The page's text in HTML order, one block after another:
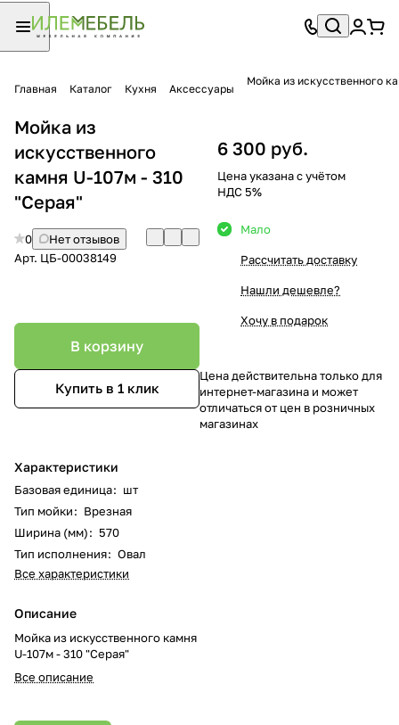
Главная Каталог Кухня Аксессуары
Мойка из искусственного
Мойка из
искусственного
камня U-107м - 310
"Серая"
0
Нет отзывов
Арт. ЦБ-00038149
В корзину
Купить в 1 клик
Характеристики
Базовая единица: шт
Тип мойки: Врезная
Ширина (мм): 570
Тип исполнения: Овал
Все характеристики
Описание
Мойка из искусственного камня
U-107м - 310 "Серая"
Все описание
6 300 руб.
Цена указана с учётом
НДС 5%
Мало
Рассчитать доставку
Нашли дешевле?
Хочу в подарок
Цена действительна только для
интернет-магазина и может
отличаться от цен в розничных
магазинах